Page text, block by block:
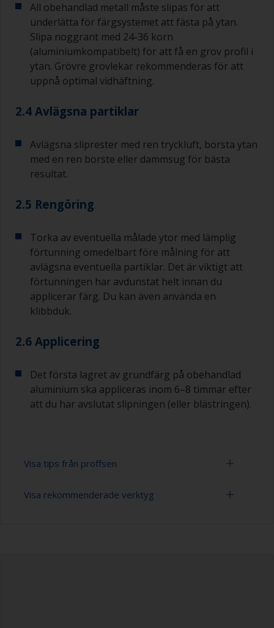
All obehandlad metall måste slipas för att
underlätta för färgsystemet att fästa på ytan.
Slipa noggrant med 24-36 korn
(aluminiumkompatibelt) för att få en grov profil i
ytan. Grövre grovlekar rekommenderas för att
uppnå optimal vidhäftning.
2.4 Avlägsna partiklar
Avlägsna sliprester med ren tryckluft, borsta ytan
med en ren borste eller dammsug för bästa
resultat.
2.5 Rengöring
Torka av eventuella målade ytor med lämplig
förtunning omedelbart före målning för att
avlägsna eventuella partiklar. Det är viktigt att
förtunningen har avdunstat helt innan du
applicerar färg. Du kan även använda en
klibbduk.
2.6 Applicering
Det första lagret av grundfärg på obehandlad
aluminium ska appliceras inom 6–8 timmar efter
att du har avslutat slipningen (eller blästringen).
Visa tips från proffsen
Aluminium oxiderar så snart det exponeras, så
Visa rekommenderade verktyg